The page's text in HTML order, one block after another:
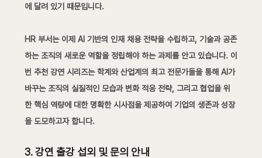
에 달려 있기 때문입니다.
HR 부서는 이제 AI 기반의 인재 채용 전략을 수립하고, 기술과 공존
하는 조직의 새로운 역할을 정립해야 하는 과제를 안고 있습니다. 이
번 추천 강연 시리즈는 학계와 산업계의 최고 전문가들을 통해 AI가
바꾸는 조직의 실질적인 모습과 변화 적응 전략, 그리고 협업을 위
한 핵심 역량에 대한 명확한 시사점을 제공하여 기업의 생존과 성장
을 도모하고자 합니다.
3. 강연 출강 섭외 및 문의 안내